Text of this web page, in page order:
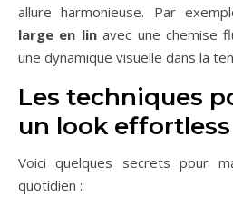
allure harmonieuse. Par
large en linavec une chemise
une dynamique visuelle dans la
Les techniques
un look effortless
Voici quelques secrets pour
quotidien :